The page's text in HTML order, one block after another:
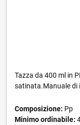
Tazza da 400 ml in
satinata.Manuale di
Composizione: Pp
Minimo ordinabile: